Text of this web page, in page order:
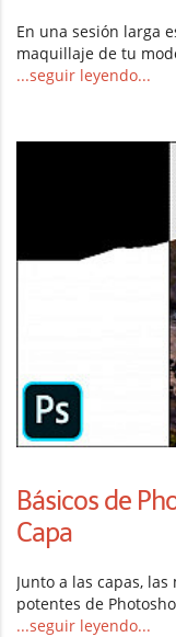
En una sesión larga
maquillaje de tu
...seguir leyendo...
Básicos de
Capa
Junto a las capas,
potentes de
...seguir leyendo...